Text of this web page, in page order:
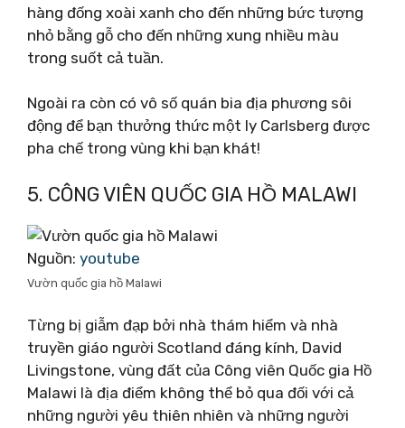
hàng đống xoài xanh cho đến những bức tượng
nhỏ bằng gỗ cho đến những xung nhiều màu
trong suốt cả tuần.
Ngoài ra còn có vô số quán bia địa phương sôi
động để bạn thưởng thức một ly Carlsberg được
pha chế trong vùng khi bạn khát!
5. CÔNG VIÊN QUỐC GIA HỒ MALAWI
Nguồn: youtube
Vườn quốc gia hồ Malawi
Từng bị giẫm đạp bởi nhà thám hiểm và nhà
truyền giáo người Scotland đáng kính, David
Livingstone, vùng đất của Công viên Quốc gia Hồ
Malawi là địa điểm không thể bỏ qua đối với cả
những người yêu thiên nhiên và những người